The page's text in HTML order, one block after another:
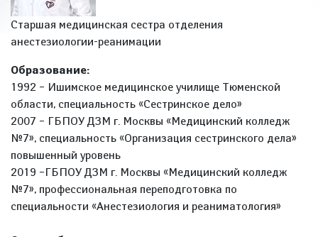
Старшая медицинская сестра отделения
анестезиологии-реанимации
Образование:
1992 – Ишимское медицинское училище Тюменской
области, специальность «Сестринское дело»
2007 – ГБПОУ ДЗМ г. Москвы «Медицинский колледж
№7», специальность «Организация сестринского дела»
повышенный уровень
2019 –ГБПОУ ДЗМ г. Москвы «Медицинский колледж
№7», профессиональная переподготовка по
специальности «Анестезиология и реаниматология»